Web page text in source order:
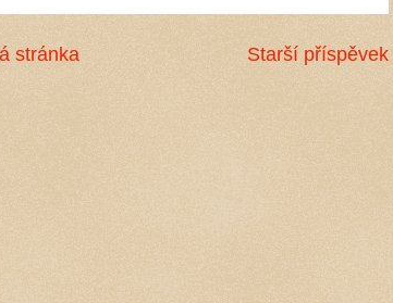
Starší příspěvek
stránka